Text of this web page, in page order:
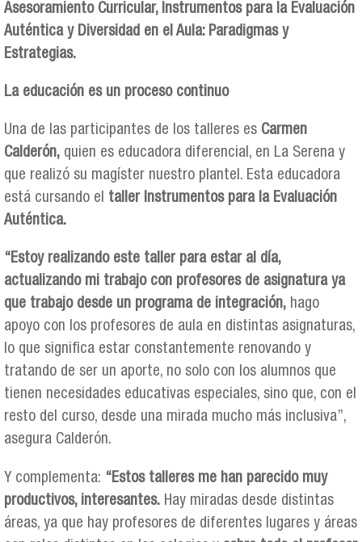
Asesoramiento Curricular, Instrumentos para la Evaluación
Auténtica y Diversidad en el Aula: Paradigmas y
Estrategias.
La educación es un proceso continuo
Una de las participantes de los talleres es Carmen
Calderón, quien es educadora diferencial, en La Serena y
que realizó su magíster nuestro plantel. Esta educadora
está cursando el taller Instrumentos para la Evaluación
Auténtica.
“Estoy realizando este taller para estar al día,
actualizando mi trabajo con profesores de asignatura ya
que trabajo desde un programa de integración, hago
apoyo con los profesores de aula en distintas asignaturas,
lo que significa estar constantemente renovando y
tratando de ser un aporte, no solo con los alumnos que
tienen necesidades educativas especiales, sino que, con el
resto del curso, desde una mirada mucho más inclusiva”,
asegura Calderón.
Y complementa: “Estos talleres me han parecido muy
productivos, interesantes. Hay miradas desde distintas
áreas, ya que hay profesores de diferentes lugares y áreas